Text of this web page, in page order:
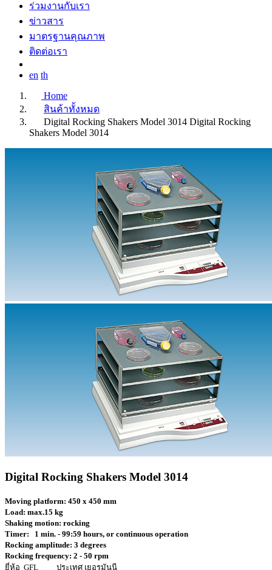
ร่วมงานกับเรา
ข่าวสาร
มาตรฐานคุณภาพ
ติดต่อเรา
en th
Home
สินค้าทั้งหมด
Digital Rocking Shakers Model 3014 Digital Rocking
Shakers Model 3014
Digital Rocking Shakers Model 3014
Moving platform: 450 x 450 mm
Load: max.15 kg
Shaking motion: rocking
Timer: 1 min. - 99:59 hours, or continuous operation
Rocking amplitude: 3 degrees
Rocking frequency: 2 - 50 rpm
ยี่ห้อ GFL ประเทศ เยอรมันนี